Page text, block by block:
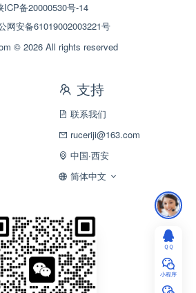
ICP备20000530号-14
网安备61019002003221号
© 2026 All rights reserved
支持
联系我们
ruceriji@163.com
中国·西安
简体中文
ＱＱ
小程序